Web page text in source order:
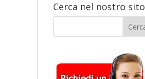
Cerca nel nostro sito